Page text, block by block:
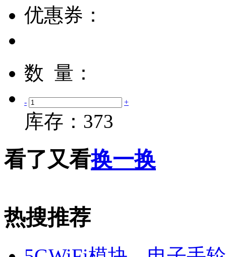
优惠券：
数 量：
- +
库存： 373
看了又看换一换
热搜推荐